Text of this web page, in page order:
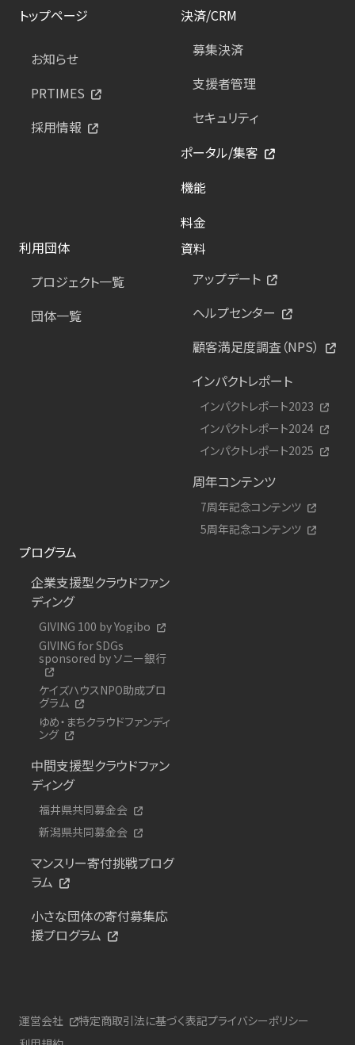
トップページ
お知らせ
PRTIMES
採用情報
決済/CRM
募集決済
支援者管理
セキュリティ
ポータル/集客
機能
料金
利用団体
プロジェクト一覧
団体一覧
資料
アップデート
ヘルプセンター
顧客満足度調査（NPS）
インパクトレポート
インパクトレポート2023
インパクトレポート2024
インパクトレポート2025
周年コンテンツ
7周年記念コンテンツ
5周年記念コンテンツ
プログラム
企業支援型クラウドファン
ディング
GIVING 100 by Yogibo
GIVING for SDGs
sponsored by ソニー銀行
ケイズハウスNPO助成プロ
グラム
ゆめ・まちクラウドファンディ
ング
中間支援型クラウドファン
ディング
福井県共同募金会
新潟県共同募金会
マンスリー寄付挑戦プログ
ラム
小さな団体の寄付募集応
援プログラム
運営会社 特定商取引法に基づく表記プライバシーポリシー